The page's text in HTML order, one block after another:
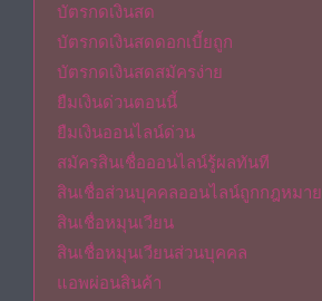
บัตรกดเงินสด
บัตรกดเงินสดดอกเบี้ยถูก
บัตรกดเงินสดสมัครง่าย
ยืมเงินด่วนตอนนี้
ยืมเงินออนไลน์ด่วน
สมัครสินเชื่อออนไลน์รู้ผลทันที
สินเชื่อส่วนบุคคลออนไลน์ถูกกฎหมาย
สินเชื่อหมุนเวียน
สินเชื่อหมุนเวียนส่วนบุคคล
แอพผ่อนสินค้า